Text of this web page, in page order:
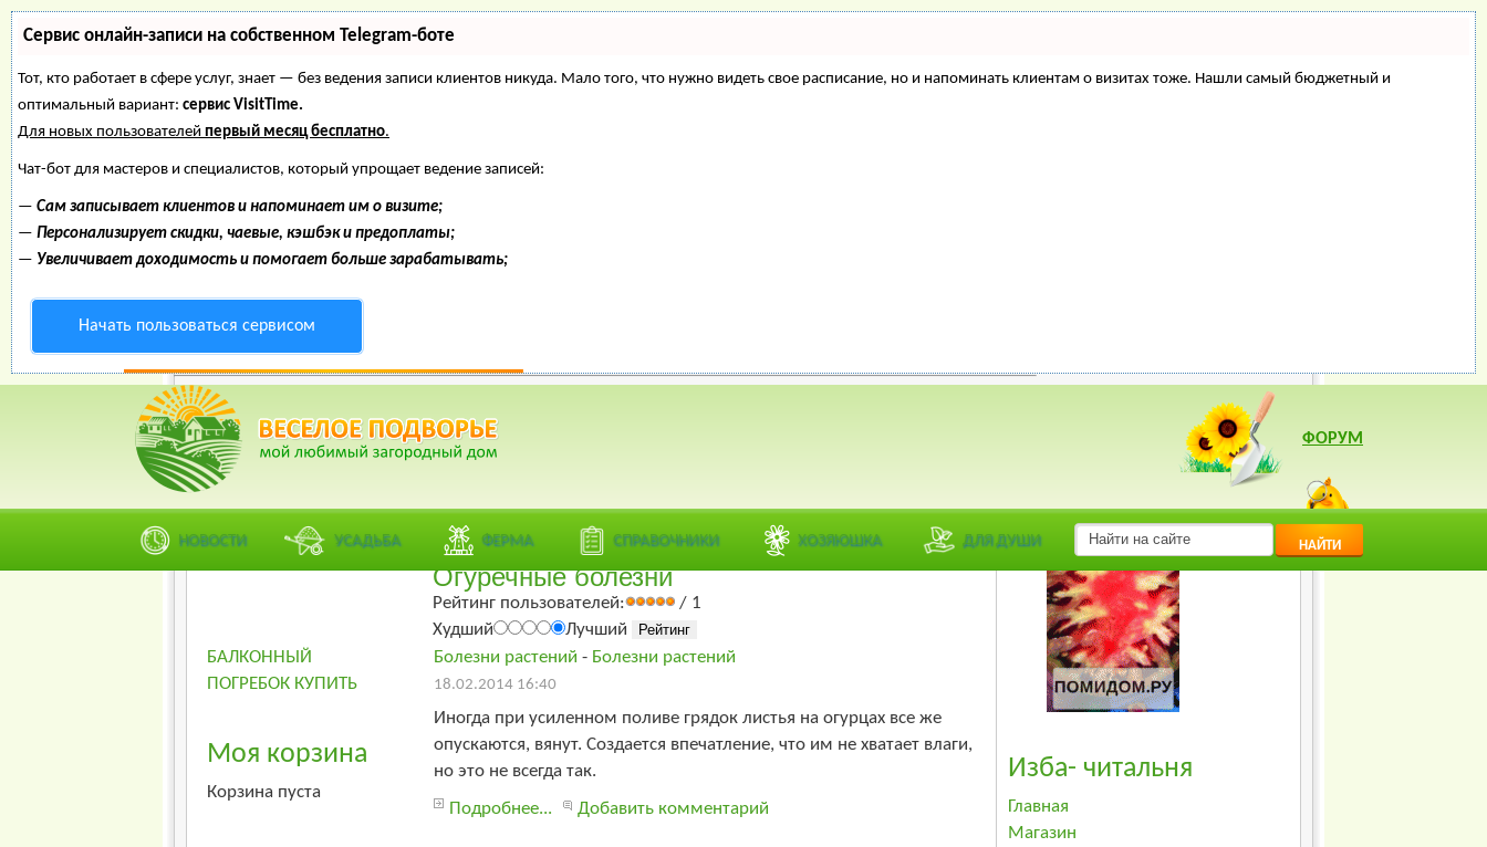
Сервис онлайн-записи на собственном Telegram-боте
Тот, кто работает в сфере услуг, знает — без ведения записи клиентов никуда. Мало того, что нужно видеть свое расписание, но и напоминать клиентам о визитах тоже. Нашли самый бюджетный и
оптимальный вариант: сервис VisitTime.
Для новых пользователей первый месяц бесплатно.
Чат-бот для мастеров и специалистов, который упрощает ведение записей:
— Сам записывает клиентов и напоминает им о визите;
— Персонализирует скидки, чаевые, кэшбэк и предоплаты;
— Увеличивает доходимость и помогает больше зарабатывать;
Начать пользоваться сервисом
ФОРУМ
НОВОСТИ УСАДЬБА ФЕРМА СПРАВОЧНИКИ ХОЗЯЮШКА ДЛЯ ДУШИ НАЙТИ
Веселое Подворье- Главная страница
*Главная
БАЛКОННЫЙ
ПОГРЕБОК КУПИТЬ
Моя корзина
Корзина пуста
Вредители и болезни деревьев и
Огуречные болезни
Рейтинг пользователей:
/ 1
Худший
Лучший
Болезни растений - Болезни растений
18.02.2014 16:40
Иногда при усиленном поливе грядок листья на огурцах все же
опускаются, вянут. Создается впечатление, что им не хватает влаги,
но это не всегда так.
Подробнее...
Добавить комментарий
Изба- читальня
Главная
Магазин